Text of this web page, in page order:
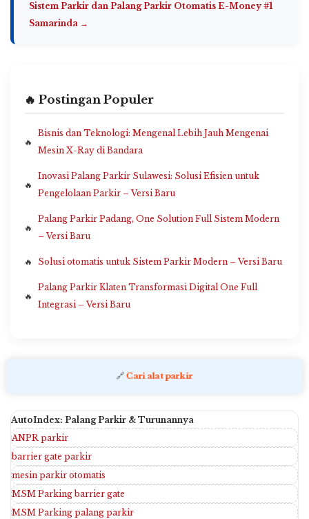
Sistem Parkir dan Palang Parkir Otomatis E-Money #1
Samarinda →
🔥 Postingan Populer
Bisnis dan Teknologi: Mengenal Lebih Jauh Mengenai
Mesin X-Ray di Bandara
Inovasi Palang Parkir Sulawesi: Solusi Efisien untuk
Pengelolaan Parkir – Versi Baru
Palang Parkir Padang, One Solution Full Sistem Modern
– Versi Baru
Solusi otomatis untuk Sistem Parkir Modern – Versi Baru
Palang Parkir Klaten Transformasi Digital One Full
Integrasi – Versi Baru
🔗Cari alat parkir
AutoIndex: Palang Parkir & Turunannya
ANPR parkir
barrier gate parkir
mesin parkir otomatis
MSM Parking barrier gate
MSM Parking palang parkir